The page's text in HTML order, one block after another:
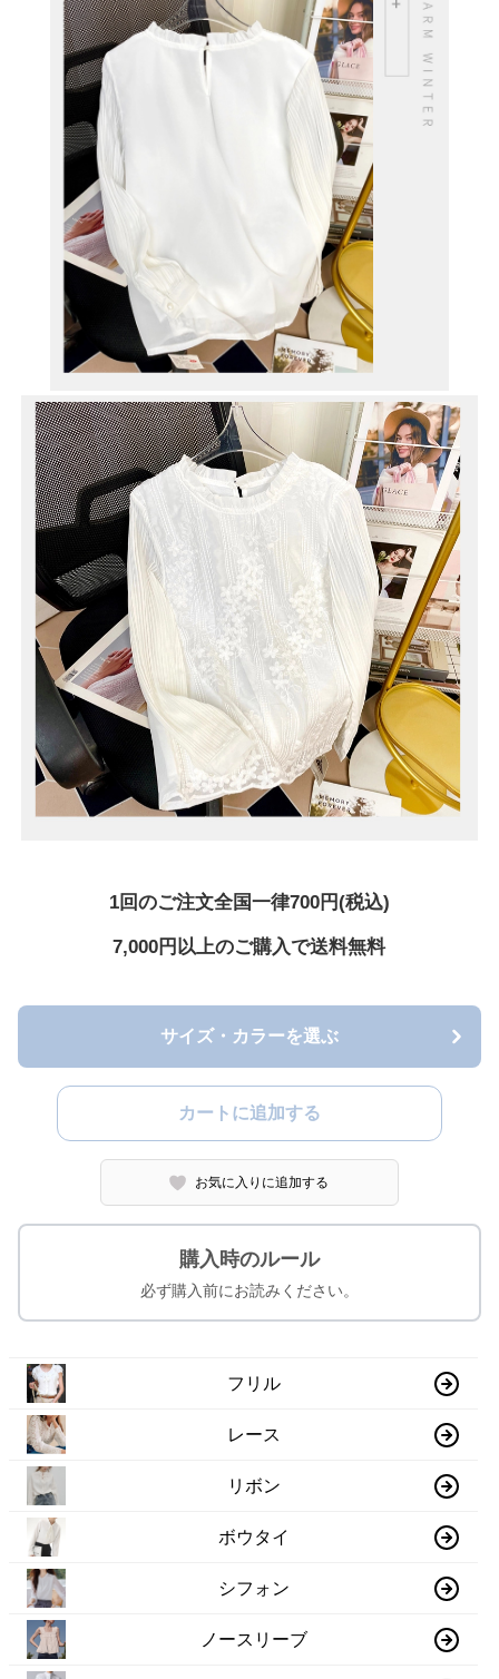
1回のご注文全国一律700円(税込)
7,000円以上のご購入で送料無料
サイズ・カラーを選ぶ
カートに追加する
お気に入りに追加する
購入時のルール
必ず購入前にお読みください。
フリル
レース
リボン
ボウタイ
シフォン
ノースリーブ